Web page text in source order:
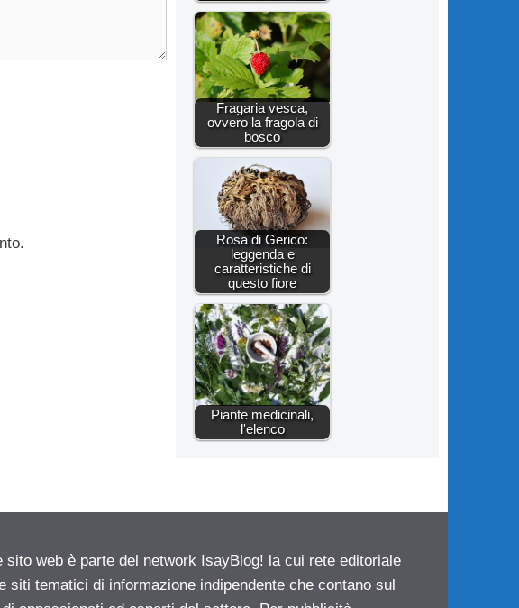
Fragaria vesca,
ovvero la fragola di
bosco
Rosa di Gerico:
leggenda e
caratteristiche di
questo fiore
Piante medicinali,
l'elenco
sito web è parte del network IsayBlog! la cui rete editoriale
siti tematici di informazione indipendente che contano sul